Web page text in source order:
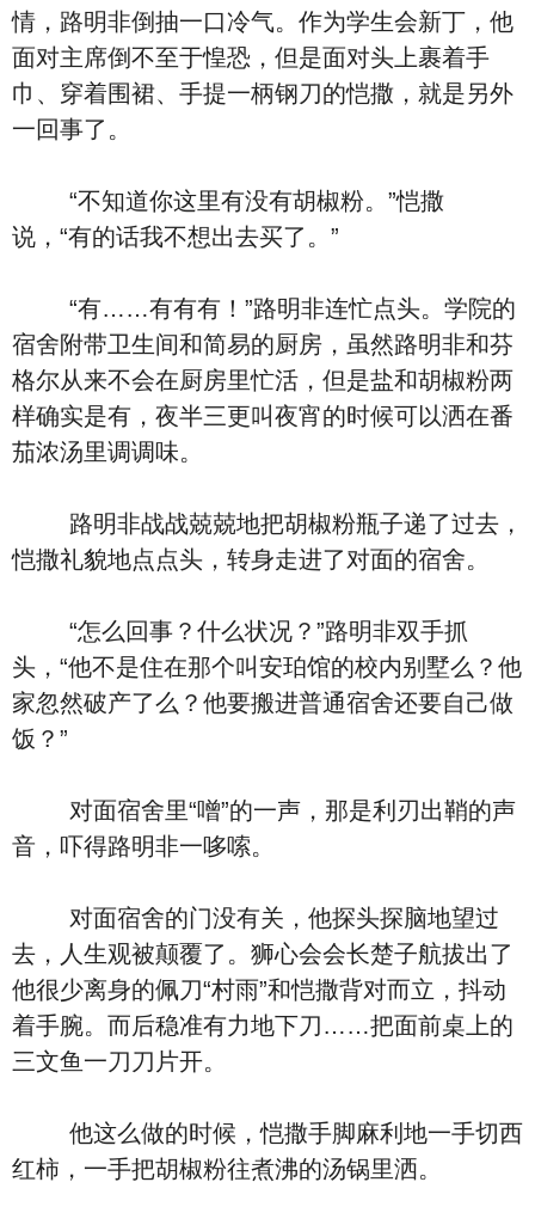
情，路明非倒抽一口冷气。作为学生会新丁，他
面对主席倒不至于惶恐，但是面对头上裹着手
巾、穿着围裙、手提一柄钢刀的恺撒，就是另外
一回事了。
“不知道你这里有没有胡椒粉。”恺撒
说，“有的话我不想出去买了。”
“有……有有有！”路明非连忙点头。学院的
宿舍附带卫生间和简易的厨房，虽然路明非和芬
格尔从来不会在厨房里忙活，但是盐和胡椒粉两
样确实是有，夜半三更叫夜宵的时候可以洒在番
茄浓汤里调调味。
路明非战战兢兢地把胡椒粉瓶子递了过去，
恺撒礼貌地点点头，转身走进了对面的宿舍。
“怎么回事？什么状况？”路明非双手抓
头，“他不是住在那个叫安珀馆的校内别墅么？他
家忽然破产了么？他要搬进普通宿舍还要自己做
饭？”
对面宿舍里“噌”的一声，那是利刃出鞘的声
音，吓得路明非一哆嗦。
对面宿舍的门没有关，他探头探脑地望过
去，人生观被颠覆了。狮心会会长楚子航拔出了
他很少离身的佩刀“村雨”和恺撒背对而立，抖动
着手腕。而后稳准有力地下刀……把面前桌上的
三文鱼一刀刀片开。
他这么做的时候，恺撒手脚麻利地一手切西
红柿，一手把胡椒粉往煮沸的汤锅里洒。